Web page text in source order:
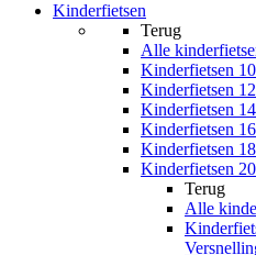
Kinderfietsen
Terug
Alle
Kinderfietsen
Kinderfietsen
Kinderfietsen
Kinderfietsen
Kinderfietsen
Kinderfietsen
Terug
Alle